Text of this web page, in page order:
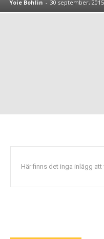
Yoie Bohlin - 30 september, 2015
Här finns det inga inlägg att